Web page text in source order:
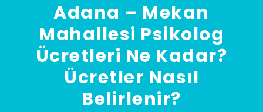
Adana – Mekan
Mahallesi Psikolog
Ücretleri Ne Kadar?
Ücretler Nasıl
Belirlenir?